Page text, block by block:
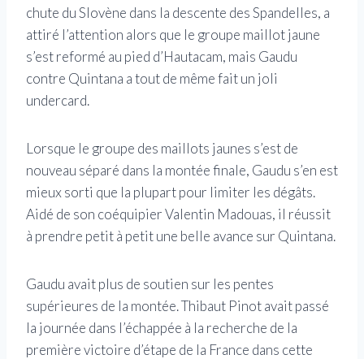
chute du Slovène dans la descente des Spandelles, a
attiré l’attention alors que le groupe maillot jaune
s’est reformé au pied d’Hautacam, mais Gaudu
contre Quintana a tout de même fait un joli
undercard.
Lorsque le groupe des maillots jaunes s’est de
nouveau séparé dans la montée finale, Gaudu s’en est
mieux sorti que la plupart pour limiter les dégâts.
Aidé de son coéquipier Valentin Madouas, il réussit
à prendre petit à petit une belle avance sur Quintana.
Gaudu avait plus de soutien sur les pentes
supérieures de la montée. Thibaut Pinot avait passé
la journée dans l’échappée à la recherche de la
première victoire d’étape de la France dans cette